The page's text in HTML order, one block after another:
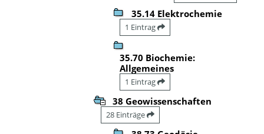
35.14 Elektrochemie
1 Eintrag
35.70 Biochemie:
Allgemeines
1 Eintrag
38 Geowissenschaften
28 Einträge